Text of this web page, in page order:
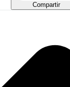
Compartir